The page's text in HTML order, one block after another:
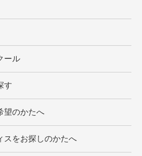
ール
す
望のかたへ
スをお探しのかたへ